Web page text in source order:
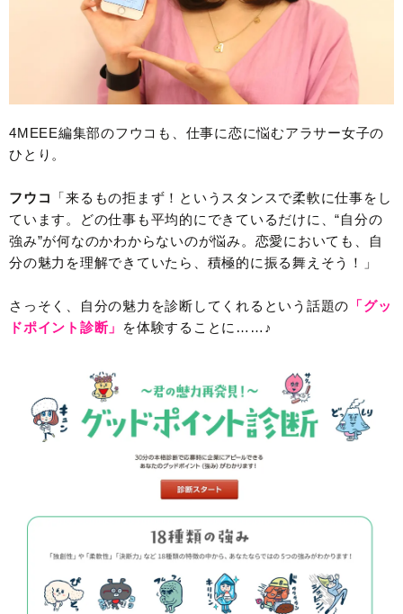
4MEEE編集部のフウコも、仕事に恋に悩むアラサー女子の
ひとり。
フウコ
「来るもの拒まず！というスタンスで柔軟に仕事をし
ています。どの仕事も平均的にできているだけに、“自分の
強み”が何なのかわからないのが悩み。恋愛においても、自
分の魅力を理解できていたら、積極的に振る舞えそう！」
さっそく、自分の魅力を診断してくれるという話題の 「グッ
ドポイント診断」
を体験することに……♪